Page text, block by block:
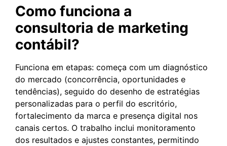
Como funciona a
consultoria de marketing
contábil?
Funciona em etapas: começa com um diagnóstico
do mercado (concorrência, oportunidades e
tendências), seguido do desenho de estratégias
personalizadas para o perfil do escritório,
fortalecimento da marca e presença digital nos
canais certos. O trabalho inclui monitoramento
dos resultados e ajustes constantes, permitindo